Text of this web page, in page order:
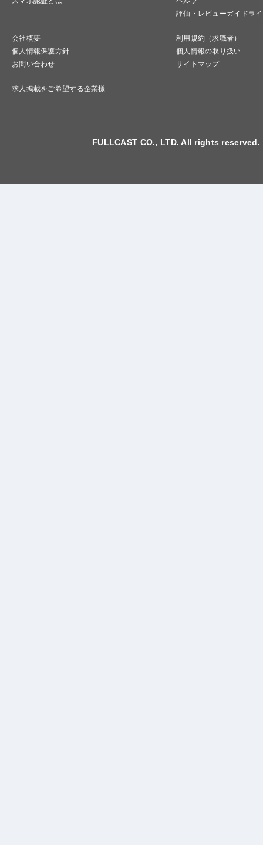
評価・レビューガイドラ
会社概要
利用規約（求職者）
個人情報保護方針
個人情報の取り扱い
お問い合わせ
サイトマップ
求人掲載をご希望する企業様
FULLCAST CO., LTD. All rights reserved.